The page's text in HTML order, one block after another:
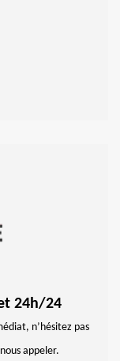
24h/24
n’hésitez pas
appeler.